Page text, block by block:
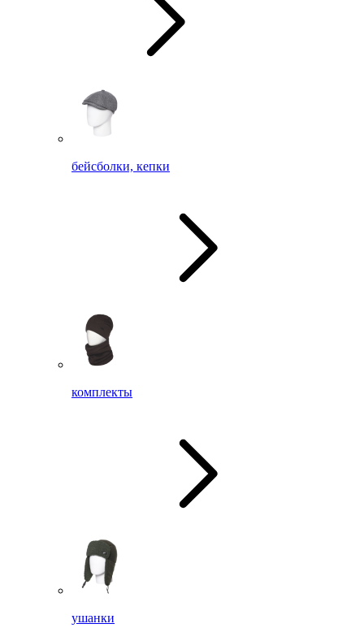
бейсболки, кепки
комплекты
ушанки